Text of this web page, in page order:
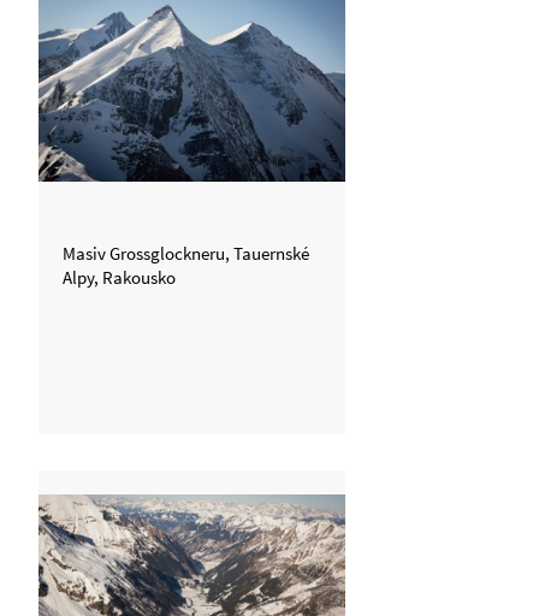
Masiv Grossglockneru, Tauernské
Alpy, Rakousko